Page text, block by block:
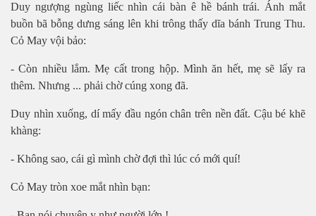
Duy ngượng ngùng liếc nhìn cái bàn ê hềbánh trái. Ánh mắt
buồn bã bỗng dưng sáng lên khi trông thấy dĩa bánh Trung Thu.
Cỏ May vội bảo:
- Còn nhiều lắm. Mẹ cất trong hộp. Mình ăn hết, mẹsẽ lấy ra
thêm. Nhưng ... phải chờ cúng xong đã.
Duy nhìn xuống, dí mấy đầu ngón chân trên nền đất. Cậu bé khẽ
khàng:
- Không sao, cái gì mình chờđợi thì lúc có mới quí!
Cỏ May tròn xoe mắt nhìn bạn: